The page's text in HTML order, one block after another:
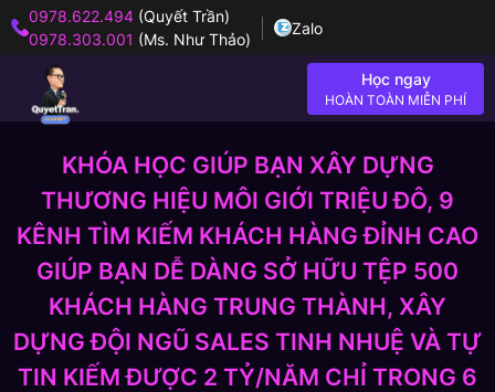
0978.622.494 (Quyết Trần)
0978.303.001 (Ms. Như Thảo)
Zalo
Học ngay
HOÀN TOÀN MIỄN PHÍ
KHÓA HỌC GIÚP BẠN XÂY DỰNG
THƯƠNG HIỆU MÔI GIỚI TRIỆU ĐÔ, 9
KÊNH TÌM KIẾM KHÁCH HÀNG ĐỈNH CAO
GIÚP BẠN DỄ DÀNG SỞ HỮU TỆP 500
KHÁCH HÀNG TRUNG THÀNH, XÂY
DỰNG ĐỘI NGŨ SALES TINH NHUỆ VÀ TỰ
TIN KIẾM ĐƯỢC 2 TỶ/NĂM CHỈ TRONG 6